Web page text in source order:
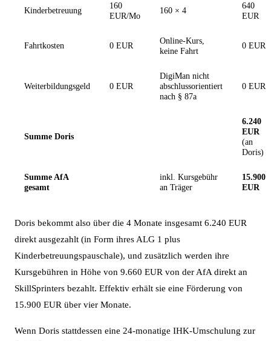
Kinderbetreuung
160
EUR/Mo
160 × 4
640
EUR
Fahrtkosten 0 EUR
Online-Kurs,
keine Fahrt
0 EUR
Weiterbildungsgeld 0 EUR
DigiMan nicht
abschlussorientiert
nach § 87a
0 EUR
Summe Doris
6.240
EUR
(an
Doris)
Summe AfA
gesamt
inkl. Kursgebühr
an Träger
15.900
EUR
Doris bekommt also über die 4 Monate insgesamt 6.240 EUR
direkt ausgezahlt (in Form ihres ALG 1 plus
Kinderbetreuungspauschale), und zusätzlich werden ihre
Kursgebühren in Höhe von 9.660 EUR von der AfA direkt an
SkillSprinters bezahlt. Effektiv erhält sie eine Förderung von
15.900 EUR über vier Monate.
Wenn Doris stattdessen eine 24-monatige IHK-Umschulung zur